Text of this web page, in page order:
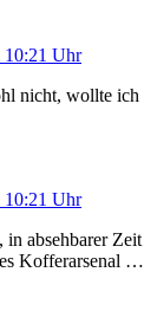
10:21 Uhr
nicht, wollte ich
10:21 Uhr
in absehbarer Zeit
Kofferarsenal …